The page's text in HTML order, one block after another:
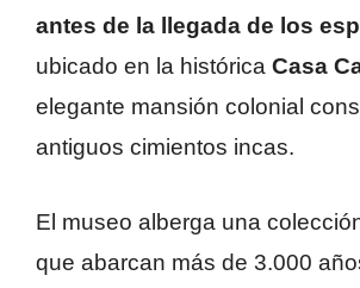
antes de la llegada de los
ubicado en la histórica Casa
elegante mansión colonial
antiguos cimientos incas.
El museo alberga una
que abarcan más de 3.000